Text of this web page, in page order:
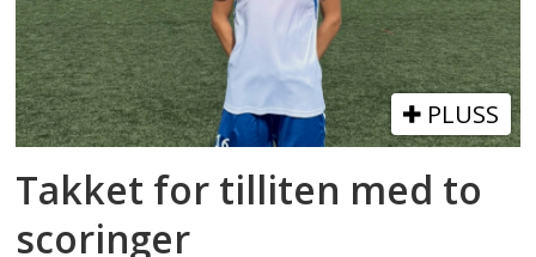
PLUSS
Takket for tilliten med to
scoringer